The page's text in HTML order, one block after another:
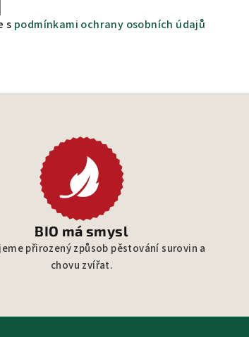
s podmínkami ochrany osobních údajů
BIO má smysl
přirozený způsob pěstování surovin a
chovu zvířat.